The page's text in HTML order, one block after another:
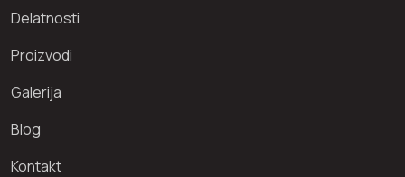
Delatnosti
Proizvodi
Galerija
Blog
Kontakt